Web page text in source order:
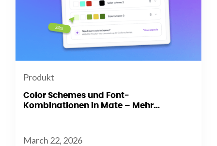
Produkt
Color Schemes und Font-
Kombinationen in Mate – Mehr
March 22, 2026